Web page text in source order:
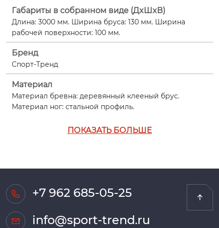
Габариты в собранном виде (ДxШxВ)
Длина: 3000 мм. Ширина бруса: 130 мм. Ширина
рабочей поверхности: 100 мм.
Бренд
Спорт-Тренд
Материал
Материал бревна: деревянный клееный брус.
Материал ног: стальной профиль.
ПОКАЗАТЬ БОЛЬШЕ
+7 962 685-05-25
info@sport-trend.ru